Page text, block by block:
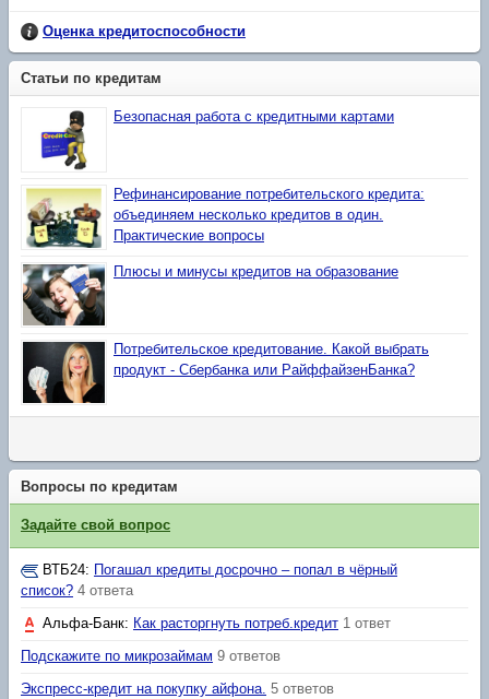
Оценка кредитоспособности
Статьи по кредитам
Безопасная работа с кредитными картами
Рефинансирование потребительского кредита:
объединяем несколько кредитов в один.
Практические вопросы
Плюсы и минусы кредитов на образование
Потребительское кредитование. Какой выбрать
продукт - Сбербанка или РайффайзенБанка?
Вопросы по кредитам
Задайте свой вопрос
ВТБ24:
Погашал кредиты досрочно – попал в чёрный
список? 4 ответа
Альфа-Банк: Как расторгнуть потреб.кредит 1 ответ
Подскажите по микрозаймам 9 ответов
Экспресс-кредит на покупку айфона. 5 ответов